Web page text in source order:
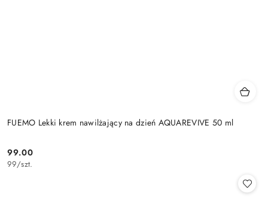
FUEMO Lekki krem nawilżający na dzień AQUAREVIVE 50 ml
Cena:
99.00
99/szt.